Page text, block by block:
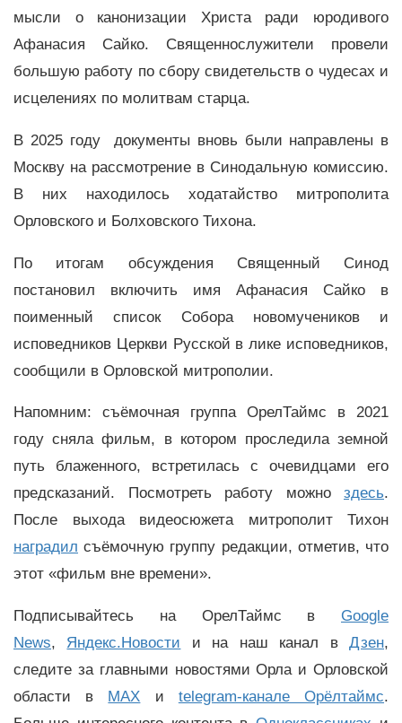
мысли о канонизации Христа ради юродивого
Афанасия Сайко. Священнослужители провели
большую работу по сбору свидетельств о чудесах и
исцелениях по молитвам старца.
В 2025 году документы вновь были направлены в
Москву на рассмотрение в Синодальную комиссию.
В них находилось ходатайство митрополита
Орловского и Болховского Тихона.
По итогам обсуждения Священный Синод
постановил включить имя Афанасия Сайко в
поименный список Собора новомучеников и
исповедников Церкви Русской в лике исповедников,
сообщили в Орловской митрополии.
Напомним: съёмочная группа ОрелТаймс в 2021
году сняла фильм, в котором проследила земной
путь блаженного, встретилась с очевидцами его
предсказаний. Посмотреть работу можно здесь.
После выхода видеосюжета митрополит Тихон
наградил съёмочную группу редакции, отметив, что
этот «фильм вне времени».
Подписывайтесь на ОрелТаймс в Google
News, Яндекс.Новости и на наш канал вДзен,
следите за главными новостями Орла и Орловской
области в MAX и telegram-канале Орёлтаймс.